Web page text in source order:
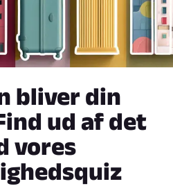
bliver din
ud af det
vores